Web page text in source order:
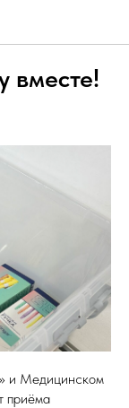
вместе!
и Медицинском
приёма